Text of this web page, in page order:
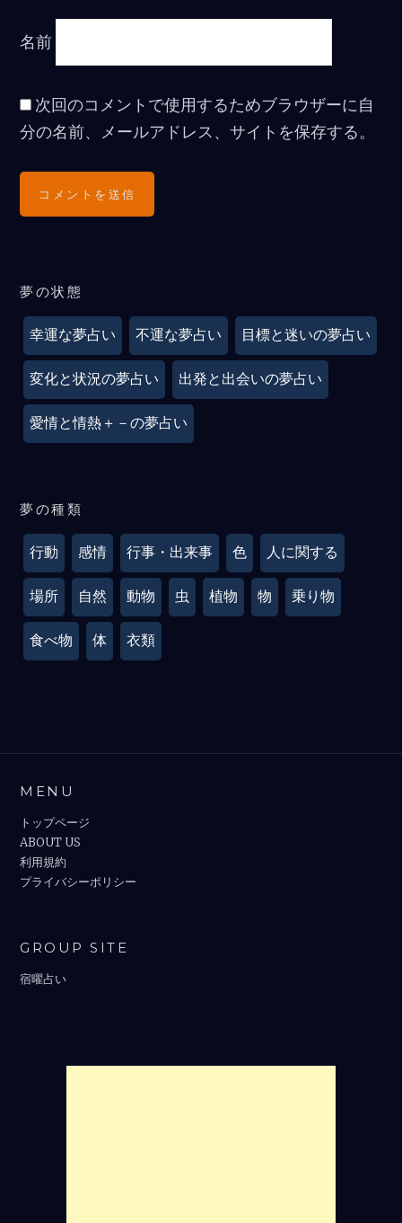
名前
次回のコメントで使用するためブラウザーに自
分の名前、メールアドレス、サイトを保存する。
夢の状態
幸運な夢占い 不運な夢占い 目標と迷いの夢占い
変化と状況の夢占い 出発と出会いの夢占い
愛情と情熱＋－の夢占い
夢の種類
行動 感情 行事・出来事 色 人に関する
場所 自然 動物 虫 植物 物 乗り物
食べ物 体 衣類
MENU
トップページ
ABOUT US
利用規約
プライバシーポリシー
GROUP SITE
宿曜占い